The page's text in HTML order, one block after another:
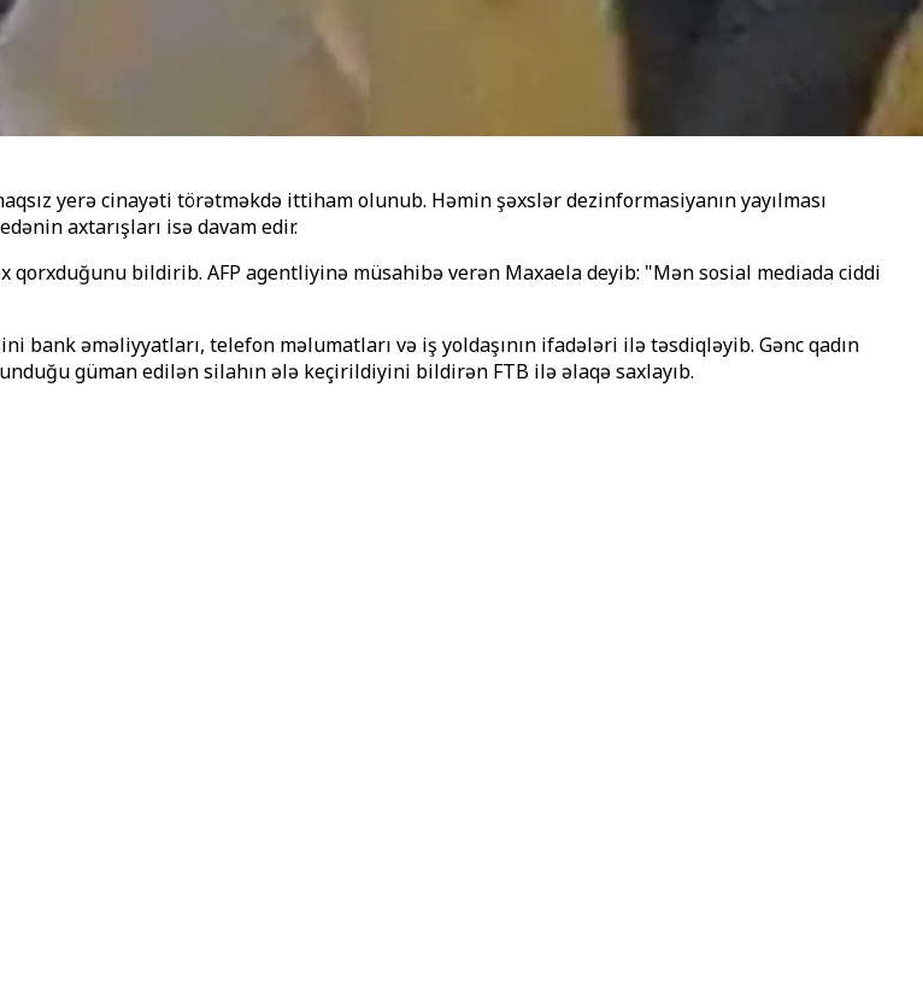
yerə cinayəti törətməkdə ittiham olunub. Həmin şəxslər dezinformasiyanın yayılması
axtarışları isə davam edir.
qorxduğunu bildirib. AFP agentliyinə müsahibə verən Maxaela deyib: "Mən sosial mediada ciddi
bank əməliyyatları, telefon məlumatları və iş yoldaşının ifadələri ilə təsdiqləyib. Gənc qadın
güman edilən silahın ələ keçirildiyini bildirən FTB ilə əlaqə saxlayıb.